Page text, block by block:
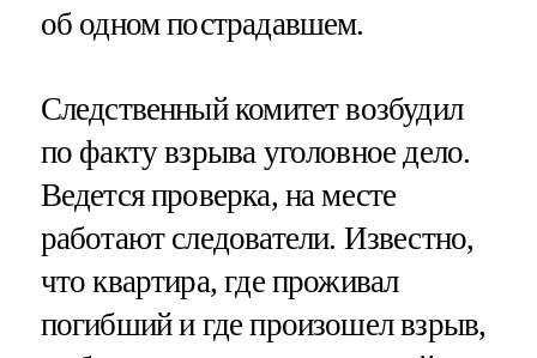
об одном пострадавшем.
Следственный комитет возбудил
по факту взрыва уголовное дело.
Ведется проверка, на месте
работают следователи. Известно,
что квартира, где проживал
погибший и где произошел взрыв,